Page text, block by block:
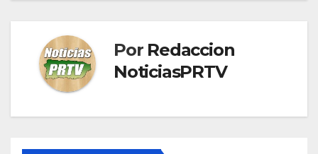
Por Redaccion
NoticiasPRTV